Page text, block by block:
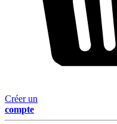
Créer un
compte